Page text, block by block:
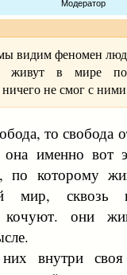
Модератор
видим феномен
живут в мире по
не смог с ними
то свобода
она именно вот
по которому
мир, сквозь
кочуют. они
внутри своя